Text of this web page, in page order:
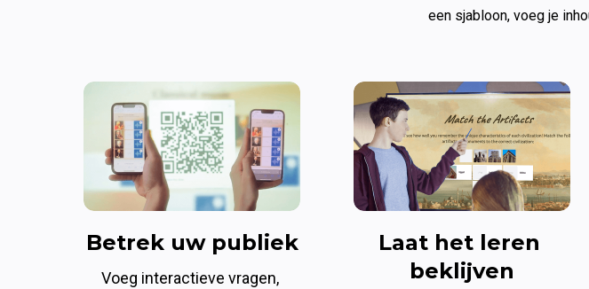
een sjabloon, voeg je
Betrek uw publiek
Voeg interactieve vragen,
Laat het leren
beklijven